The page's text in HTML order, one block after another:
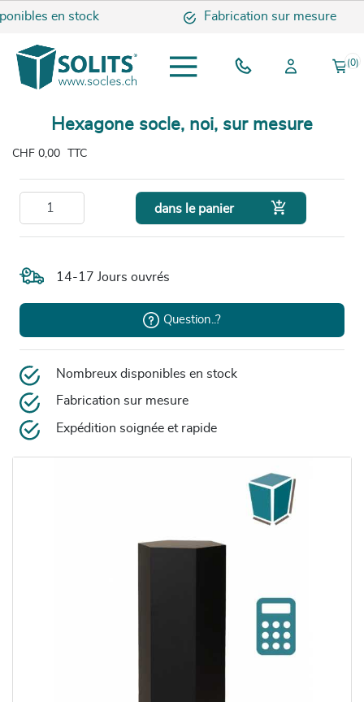
en stock Fabrication sur mesure
(0)
Hexagone socle, noi, sur mesure
CHF 0,00 TTC
dans le panier 
14-17 Jours ouvrés
Question..?
Nombreux disponibles en stock
Fabrication sur mesure
Expédition soignée et rapide